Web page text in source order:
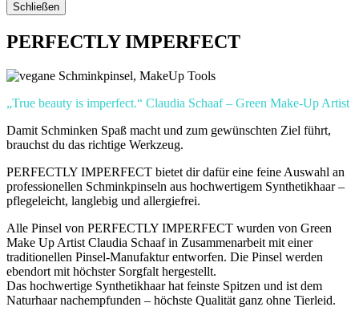
Schließen
PERFECTLY IMPERFECT
„True beauty is imperfect.“ Claudia Schaaf – Green Make-Up Artist
Damit Schminken Spaß macht und zum gewünschten Ziel führt,
brauchst du das richtige Werkzeug.
PERFECTLY IMPERFECT bietet dir dafür eine feine Auswahl an
professionellen Schminkpinseln aus hochwertigem Synthetikhaar –
pflegeleicht, langlebig und allergiefrei.
Alle Pinsel von PERFECTLY IMPERFECT wurden von Green
Make Up Artist Claudia Schaaf in Zusammenarbeit mit einer
traditionellen Pinsel-Manufaktur entworfen. Die Pinsel werden
ebendort mit höchster Sorgfalt hergestellt.
Das hochwertige Synthetikhaar hat feinste Spitzen und ist dem
Naturhaar nachempfunden – höchste Qualität ganz ohne Tierleid.